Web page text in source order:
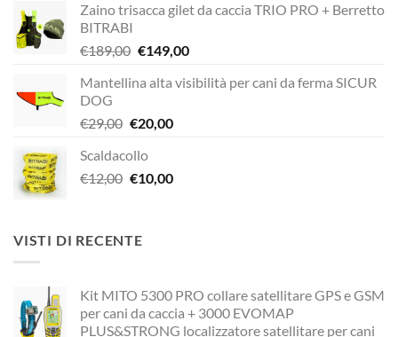
Zaino trisacca gilet da caccia TRIO PRO + Berretto
BITRABI
€189,00 Il
originale
€189,00.
€149,00Il
attuale
Mantellina alta visibilità per cani da ferma SICUR
DOG
€29,00 Il
originale
era:
€20,00Il
è:
Scaldacollo
€12,00 Il
era:
€12,00.
€10,00Il
VISTI DI RECENTE
Kit MITO 5300 PRO collare satellitare GPS e GSM
per cani da caccia + 3000 EVOMAP
PLUS&STRONG localizzatore satellitare per cani